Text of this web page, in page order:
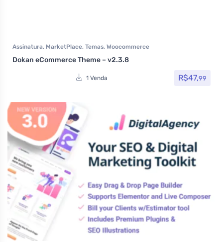
Assinatura, MarketPlace, Temas, Woocommerce
Dokan eCommerce Theme – v2.3.8
1 Venda R$47,99